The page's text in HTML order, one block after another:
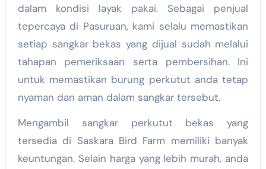
dalam kondisi layak pakai. Sebagai penjual
tepercaya di Pasuruan, kami selalu memastikan
setiap sangkar bekas yang dijual sudah melalui
tahapan pemeriksaan serta pembersihan. Ini
untuk memastikan burung perkutut anda tetap
nyaman dan aman dalam sangkar tersebut.
Mengambil sangkar perkutut bekas yang
tersedia di Saskara Bird Farm memiliki banyak
keuntungan. Selain harga yang lebih murah, anda